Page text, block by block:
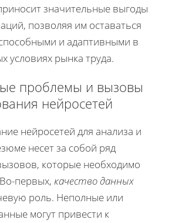
значительные выгоды
позволяя им оставаться
и адаптивными в
условиях рынка труда.
проблемы и вызовы
нейросетей
нейросетей для анализа и
несет за собой ряд
которые необходимо
первых, качество данных
роль. Неполные или
могут привести к